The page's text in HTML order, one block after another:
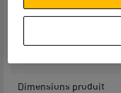
Dimensions produit